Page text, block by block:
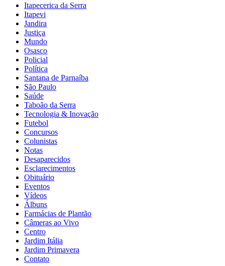
Itapecerica da Serra
Itapevi
Jandira
Justiça
Mundo
Osasco
Policial
Política
Santana de Parnaíba
São Paulo
Saúde
Taboão da Serra
Tecnologia & Inovação
Futebol
Concursos
Colunistas
Notas
Desaparecidos
Esclarecimentos
Obituário
Eventos
Vídeos
Álbuns
Farmácias de Plantão
Câmeras ao Vivo
Centro
Jardim Itália
Jardim Primavera
Contato